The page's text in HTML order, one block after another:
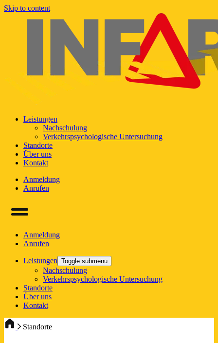
Skip to content
Leistungen
Nachschulung
Verkehrspsychologische Untersuchung
Standorte
Über uns
Kontakt
Anmeldung
Anrufen
Anmeldung
Anrufen
Leistungen Toggle submenu
Nachschulung
Verkehrspsychologische Untersuchung
Standorte
Über uns
Kontakt
Standorte